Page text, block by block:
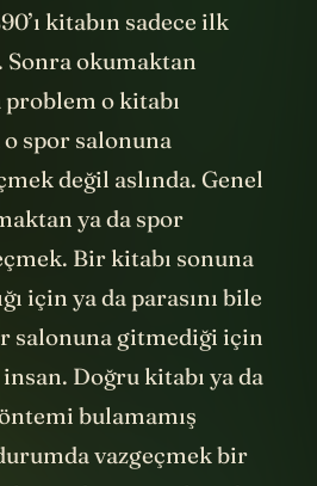
kitabın sadece ilk
okumaktan
o kitabı
spor salonuna
değil aslında. Genel
ya da spor
Bir kitabı sonuna
için ya da parasını bile
salonuna gitmediği için
Doğru kitabı ya da
bulamamış
vazgeçmek bir